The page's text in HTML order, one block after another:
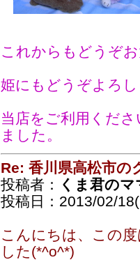
これからもどうぞ
姫にもどうぞよろ
当店をご利用くだ
ました。
Re: 香川県高松市の
投稿者：
くま君のマ
投稿日：2013/02/
こんにちは、この
した(*^o^*)